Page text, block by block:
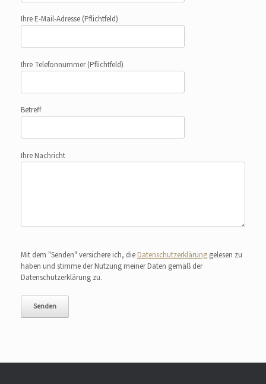
Ihre E-Mail-Adresse (Pflichtfeld)
Ihre Telefonnummer(Pflichtfeld)
Betreff
Ihre Nachricht
Mit dem "Senden" versichere ich, die Datenschutzerklärung gelesen zu
haben und stimme der Nutzung meiner Daten gemäß der
Datenschutzerklärung zu.